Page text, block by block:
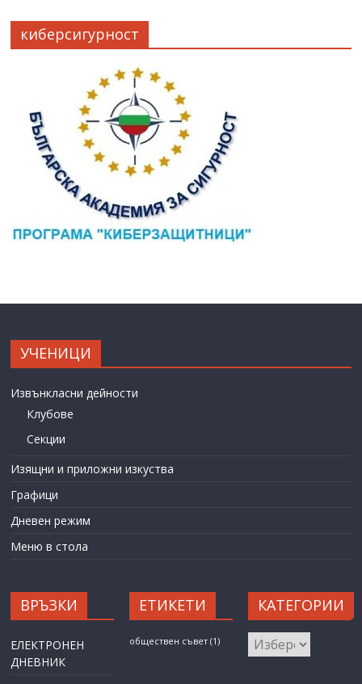
киберсигурност
УЧЕНИЦИ
Извънкласни дейности
Клубове
Секции
Изящни и приложни изкуства
Графици
Дневен режим
Меню в стола
ВРЪЗКИ
ЕЛЕКТРОНЕН
ДНЕВНИК
ЕТИКЕТИ
обществен съвет (1)
КАТЕГОРИИ
КАТЕГОРИИ